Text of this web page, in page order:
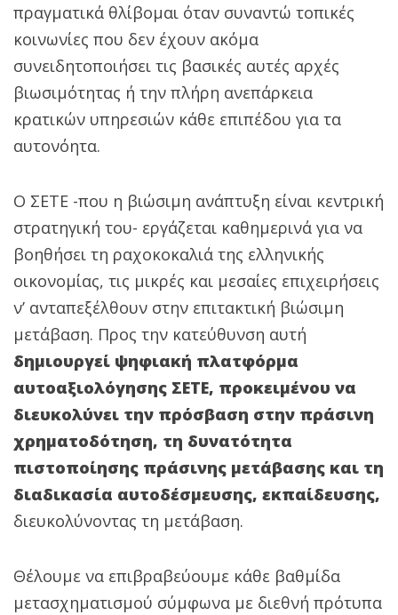
πραγματικά θλίβομαι όταν συναντώ τοπικές
κοινωνίες που δεν έχουν ακόμα
συνειδητοποιήσει τις βασικές αυτές αρχές
βιωσιμότητας ή την πλήρη ανεπάρκεια
κρατικών υπηρεσιών κάθε επιπέδου για τα
αυτονόητα.
Ο ΣΕΤΕ -που η βιώσιμη ανάπτυξη είναι κεντρική
στρατηγική του- εργάζεται καθημερινά για να
βοηθήσει τη ραχοκοκαλιά της ελληνικής
οικονομίας, τις μικρές και μεσαίες επιχειρήσεις
ν’ ανταπεξέλθουν στην επιτακτική βιώσιμη
μετάβαση. Προς την κατεύθυνση αυτή
δημιουργεί ψηφιακή πλατφόρμα
αυτοαξιολόγησης ΣΕΤΕ, προκειμένου να
διευκολύνει την πρόσβαση στην πράσινη
χρηματοδότηση, τη δυνατότητα
πιστοποίησης πράσινης μετάβασης και τη
διαδικασία αυτοδέσμευσης, εκπαίδευσης,
διευκολύνοντας τη μετάβαση.
Θέλουμε να επιβραβεύουμε κάθε βαθμίδα
μετασχηματισμού σύμφωνα με διεθνή πρότυπα